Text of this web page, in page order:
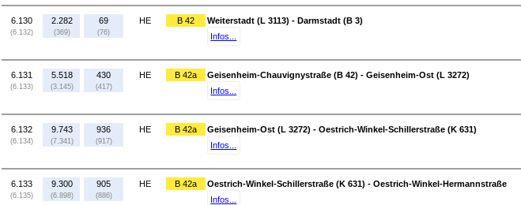
6.130
(6.132)
2.282
(369)
69
(76)
HE B 42
Weiterstadt (L 3113) - Darmstadt (B 3)
Infos...
6.131
(6.133)
5.518
(3.145)
430
(417)
HE B 42a
Geisenheim-Chauvignystraße (B 42) - Geisenheim-Ost (L 3272)
Infos...
6.132
(6.134)
9.743
(7.341)
936
(917)
HE B 42a
Geisenheim-Ost (L 3272) - Oestrich-Winkel-Schillerstraße (K 631)
Infos...
6.133
(6.135)
9.300
(6.898)
905
(886)
HE B 42a
Oestrich-Winkel-Schillerstraße (K 631) - Oestrich-Winkel-Hermannstraße
Infos...